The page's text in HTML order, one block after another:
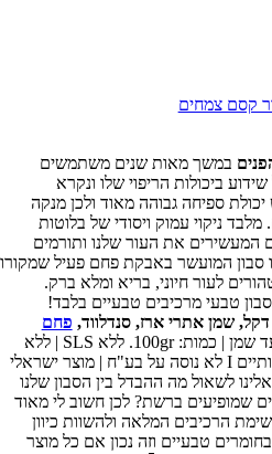
במשך מאות שנים משתמשים
ביכולות הריפוי שלו ונקרא
ספיחה גבוהה מאוד ולכן מנקה
ניקוי עמוק ויסודי של בלוטות
המעשירים את העור שלנו ותורמים
סבון המועשר באבקת פחם פעיל שמקורו
לעור חיוני, בריא ומלא ברק.
טבעי מרכיבים טבעיים בלבד!
שמן אתרי ארז, סנדלווד, פחם
מתאים לעור מעורב עד שמן | כמות: 100gr. ללא SLS | ללא
פרבנים | ללא צבעים וריחות מלאכותיים I לא נוסה על בע"ח | מוצר ישראלי
לשאול מה ההבדל בין הסבון שלנו
שמופיעים ברשת? לכן חשוב לי מאוד
הרכיבים המלאה ולהשוות כיוון
טבעיים וזה נכון אם כל מוצר